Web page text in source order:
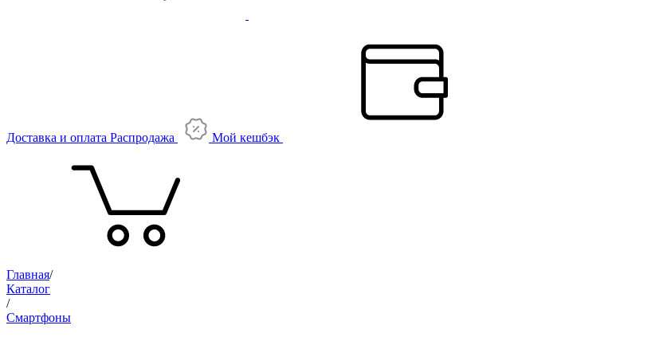
Доставка и оплата Распродажа Мой кешбэк
Главная/
Каталог
/
Смартфоны